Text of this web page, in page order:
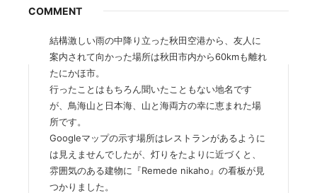
COMMENT
結構激しい雨の中降り立った秋田空港から、友人に
案内されて向かった場所は秋田市内から60kmも離れ
たにかほ市。
行ったことはもちろん聞いたこともない地名です
が、鳥海山と日本海、山と海両方の幸に恵まれた場
所です。
Googleマップの示す場所はレストランがあるように
は見えませんでしたが、灯りをたよりに近づくと、
雰囲気のある建物に『Remede nikaho』の看板が見
つかりました。